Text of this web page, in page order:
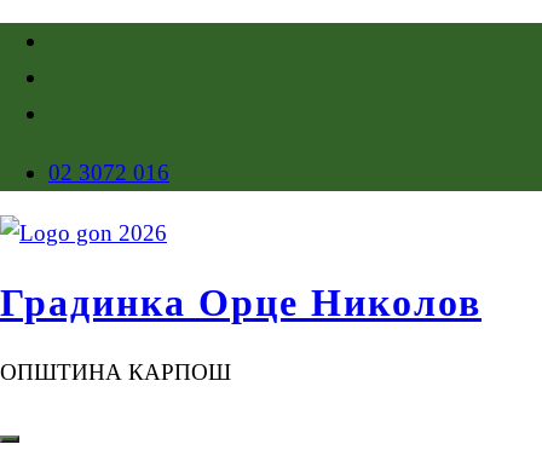
02 3072 016
Градинка Орце Николов
ОПШТИНА КАРПОШ